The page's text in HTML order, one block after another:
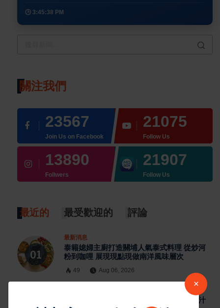
🕒 3:45:38 PM
關注我們
23567
Join Us on Facebook
21075
Follow Us
13890
Follwers
21907
Follow Us
最近的 最受歡迎的 評論
最新消息
泰籍媳婦主廚打造關埔人氣泰式料理 從炒河
粉到咖哩 展現現點現做南洋風味層次
49 Aug 06, 2026
雲林宵夜美食 北港人氣炸雞外酥內嫩又爆汁
×